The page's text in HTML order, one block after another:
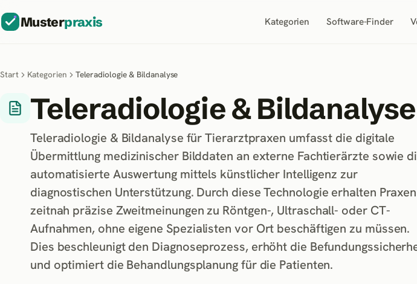
Musterpraxis Kategorien Software-Finder
Start Kategorien Teleradiologie & Bildanalyse
Teleradiologie & Bildanalyse
Teleradiologie & Bildanalyse für Tierarztpraxen umfasst die digitale
Übermittlung medizinischer Bilddaten an externe Fachtierärzte sowie
automatisierte Auswertung mittels künstlicher Intelligenz zur
diagnostischen Unterstützung. Durch diese Technologie erhalten Praxen
zeitnah präzise Zweitmeinungen zu Röntgen-, Ultraschall- oder CT-
Aufnahmen, ohne eigene Spezialisten vor Ort beschäftigen zu müssen.
Dies beschleunigt den Diagnoseprozess, erhöht die
und optimiert die Behandlungsplanung für die Patienten.